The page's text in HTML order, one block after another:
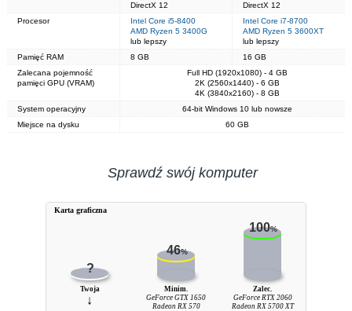
DirectX 12
DirectX 12
Procesor
Intel Core i5-8400
AMD Ryzen 5 3400G
lub lepszy
Intel Core i7-8700
AMD Ryzen 5 3600XT
lub lepszy
Pamięć RAM
8 GB
16 GB
Zalecana pojemność
pamięci GPU (VRAM)
Full HD (1920x1080) - 4 GB
2K (2560x1440) - 6 GB
4K (3840x2160) - 8 GB
System operacyjny
64-bit Windows 10 lub nowsze
Miejsce na dysku
60 GB
Sprawdź swój komputer
?
46%
100%
Twoja
↓
Minim.
GeForce GTX 1650
Radeon RX 570
Zalec.
GeForce RTX 2060
Radeon RX 5700 XT
Karta graficzna